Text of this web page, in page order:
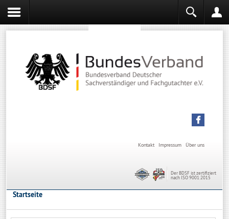
Über uns
Impressum
Kontakt
Der BDSF ist zertifiziert
nach ISO 9001:2015
Startseite